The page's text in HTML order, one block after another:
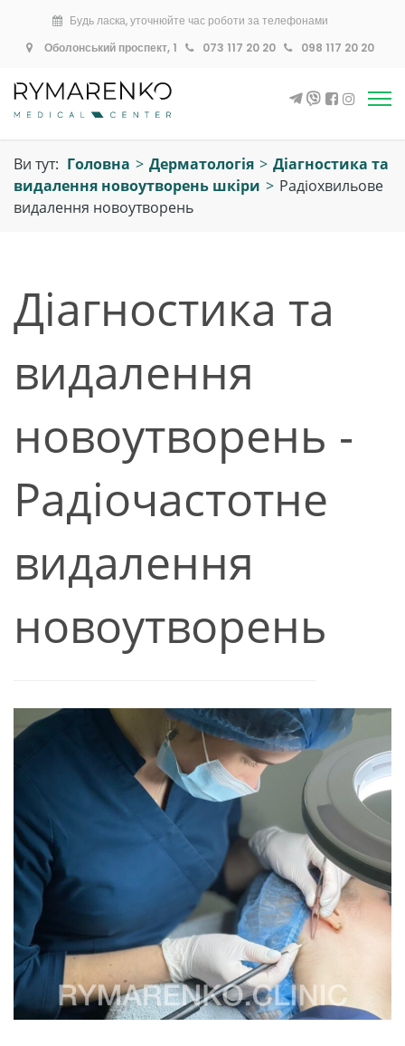
Будь ласка, уточнюйте час роботи за телефонами
Оболонський проспект, 1
073 117 20 20 098 117 20 20
Ви тут: Головна > Дерматологія > Діагностика та
видалення новоутворень шкіри > Радіохвильове
видалення новоутворень
Діагностика та
видалення
новоутворень -
Радіочастотне
видалення
новоутворень